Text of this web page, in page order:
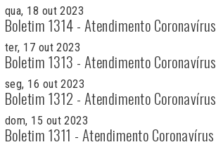
qua, 18 out 2023
Boletim 1314 - Atendimento Coronavírus
ter, 17 out 2023
Boletim 1313 - Atendimento Coronavírus
seg, 16 out 2023
Boletim 1312 - Atendimento Coronavírus
dom, 15 out 2023
Boletim 1311 - Atendimento Coronavírus